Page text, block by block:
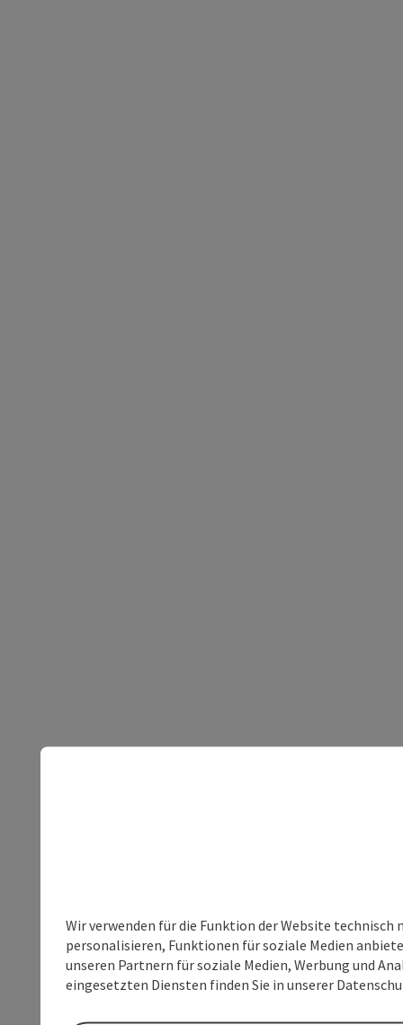
Wir verwenden für die Funktion der Website
personalisieren, Funktionen für soziale Medien
unseren Partnern für soziale Medien, Werbung und
eingesetzten Diensten finden Sie in unserer